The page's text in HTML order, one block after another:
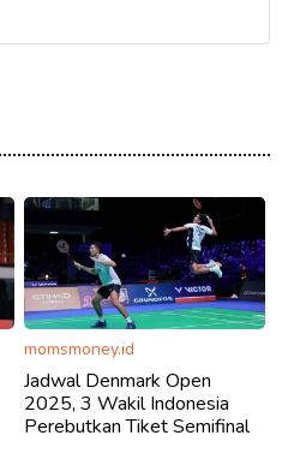
momsmoney.id
Jadwal Denmark Open
2025, 3 Wakil Indonesia
Perebutkan Tiket Semifinal